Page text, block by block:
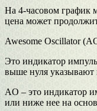
На 4-часовом график
цена может
Awesome Oscillator
Это индикатор
выше нуля указывают
AO – это индикатор
или ниже нее на